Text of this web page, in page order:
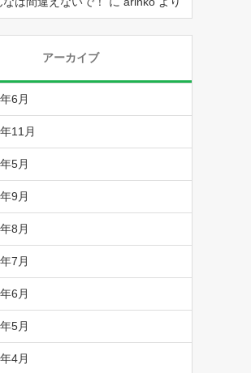
アーカイブ
6月
11月
5月
9月
8月
7月
6月
5月
4月